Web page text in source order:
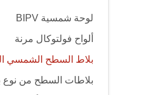
لوحة شمسية BIPV
ألواح فولتوكال مرنة
بلاط السطح الشمسي
بلاطات السطح من